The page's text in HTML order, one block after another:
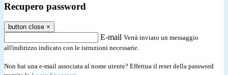
Recupero password
button close ×
E-mail Verrà inviato un messaggio
all'indirizzo indicato con le istruzioni necessarie.
Non hai una e-mail associata al nome utente? Effettua il reset della password